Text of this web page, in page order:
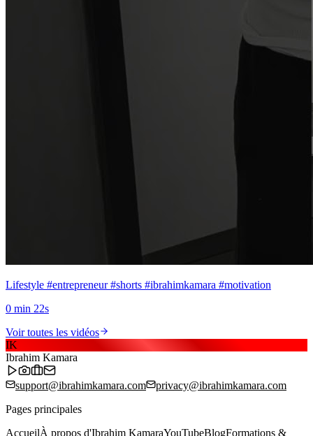
Lifestyle #entrepreneur #shorts #ibrahimkamara #motivation
0 min 22s
Voir toutes les vidéos
IK
Ibrahim Kamara
support@ibrahimkamara.com
privacy@ibrahimkamara.com
Pages principales
AccueilÀ propos d'Ibrahim KamaraYouTubeBlogFormations &